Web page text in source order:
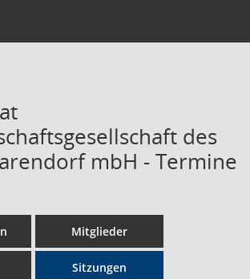
des
mbH - Termine
Mitglieder
Sitzungen